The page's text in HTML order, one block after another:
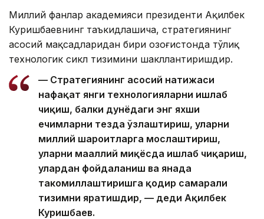
Миллий фанлар академияси президенти Ақилбек
Куришбаевнинг таъкидлашича, стратегиянинг
асосий мақсадларидан бири Қозоғистонда тўлиқ
технологик сикл тизимини шакллантиришдир.
— Стратегиянинг асосий натижаси
нафақат янги технологияларни ишлаб
чиқиш, балки дунёдаги энг яхши
ечимларни тезда ўзлаштириш, уларни
миллий шароитларга мослаштириш,
уларни маҳаллий миқёсда ишлаб чиқариш,
улардан фойдаланиш ва янада
такомиллаштиришга қодир самарали
тизимни яратишдир, — деди Ақилбек
Куришбаев.